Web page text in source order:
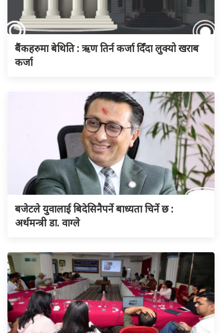
बैंकहरुमा बेथिति : ऋण तिर्न कर्जा दिँदा लुक्यो खराब
कर्जा
बजेटले युवालाई बिदेसिनैपर्ने बाध्यता चिर्ने छ :
अर्थमन्त्री डा. वाग्ले